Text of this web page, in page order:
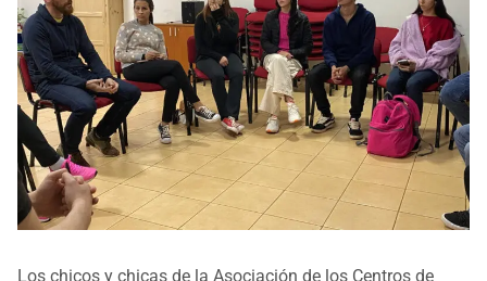
Los chicos y chicas de la Asociación de los Centros de